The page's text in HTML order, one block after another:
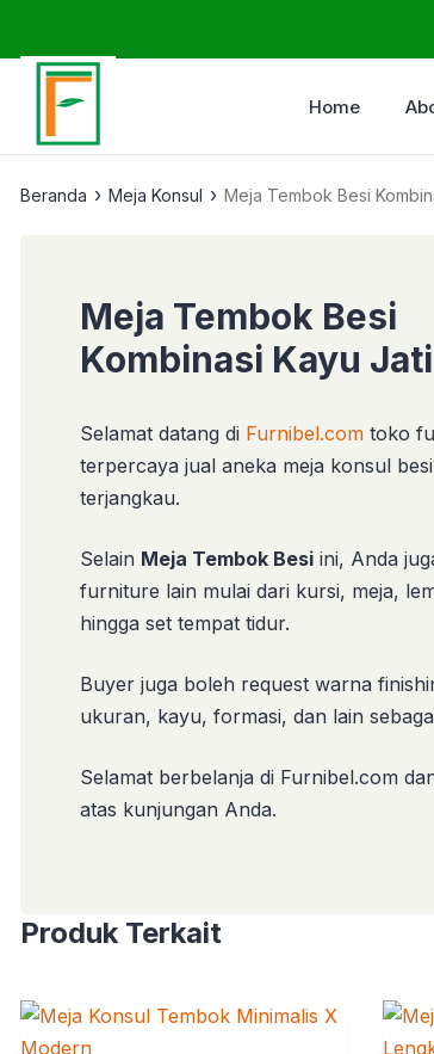
Home
Beranda › Meja Konsul › Meja Tembok Besi
Meja Tembok Besi
Kombinasi Kayu
Selamat datang di Furnibel.com toko
terpercaya jual aneka meja konsul
terjangkau.
Selain Meja Tembok Besi ini, Anda
furniture lain mulai dari kursi, meja,
hingga set tempat tidur.
Buyer juga boleh request warna
ukuran, kayu, formasi, dan lain
Selamat berbelanja di Furnibel.com
atas kunjungan Anda.
Produk Terkait